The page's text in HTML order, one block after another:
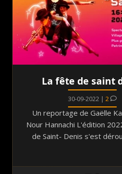
La fête de saint
30-09-2022 | 2
Un reportage de Gaëlle
Nour Hannachi L'édition
de Saint- Denis s'est